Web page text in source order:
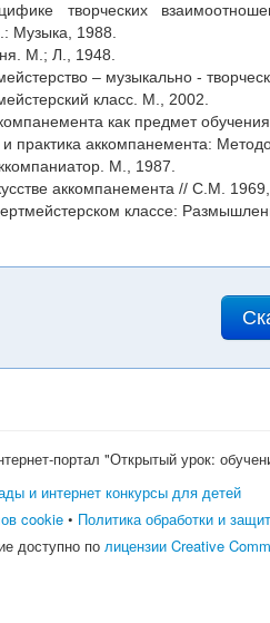
творческих
Музыка, 1988.
М.; Л., 1948.
– музыкально -
класс. М., 2002.
как предмет
практика аккомпанемента:
М., 1987.
аккомпанемента // С.М.
классе:
портал "Открытый урок:
и интернет конкурсы для детей
cookie • Политика обработки и
доступно полицензии Creative